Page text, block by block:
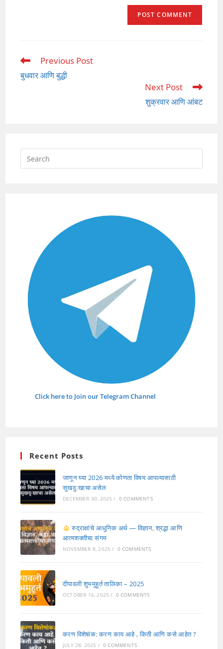
Read
more
articles
Previous Post
बुधवार आणि बुद्धी
Next Post
शुक्रवार आणि आंबट
Click here to Join our Telegram Channel
Recent Posts
जाणून घ्या 2026 मध्ये कोणता विषय आपल्यासाठी
सुखदुःखाचा असेल
DECEMBER 30, 2025 / 0 COMMENTS
रुद्राक्षांचे आधुनिक अर्थ — विज्ञान, श्रद्धा आणि
आत्मशक्तीचा संगम
NOVEMBER 8, 2025 / 0 COMMENTS
दीपावली शुभमुहूर्त तालिका – 2025
OCTOBER 16, 2025 / 0 COMMENTS
करण विशेषांक: करण काय आहे , किती आणि कसे आहेत ?
JULY 28, 2025 / 0 COMMENTS